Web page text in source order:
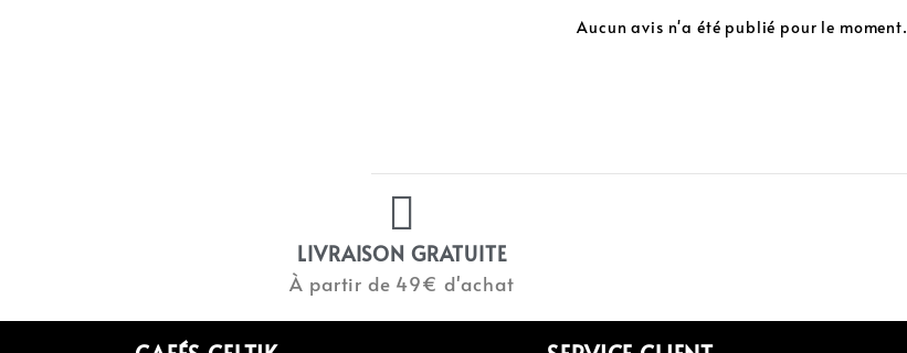
Aucun avis n'a été publié pour le moment.
LIVRAISON GRATUITE
À partir de 49€ d'achat